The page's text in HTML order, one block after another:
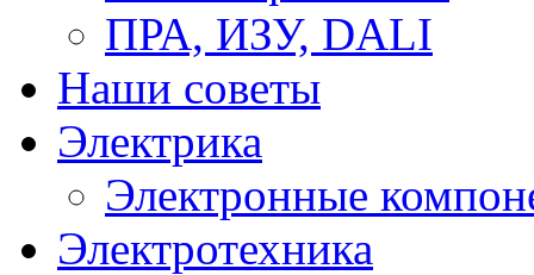
ПРА, ИЗУ, DALI
Наши советы
Электрика
Электронные
Электротехника